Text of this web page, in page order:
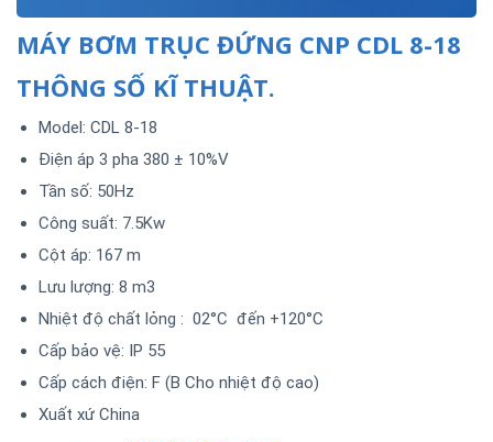
MÁY BƠM TRỤC ĐỨNG CNP CDL 8-18
THÔNG SỐ KĨ THUẬT.
Model: CDL 8-18
Điện áp 3 pha 380 ± 10%V
Tần số: 50Hz
Công suất: 7.5Kw
Cột áp: 167 m
Lưu lượng: 8 m3
Nhiệt độ chất lỏng : 02°C đến +120°C
Cấp bảo vệ: IP 55
Cấp cách điện: F (B Cho nhiệt độ cao)
Xuất xứ China